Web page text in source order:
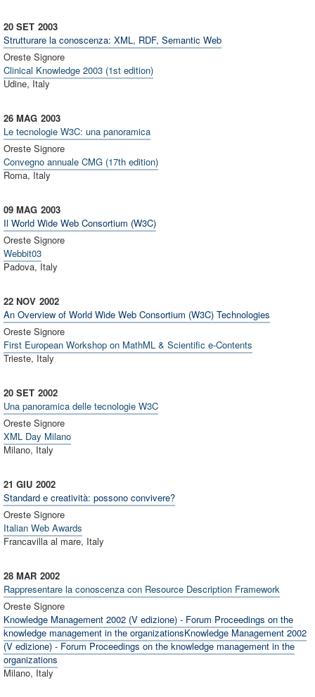
2003
20 SET
Strutturare la conoscenza: XML, RDF, Semantic Web
Oreste Signore
Clinical Knowledge 2003 (1st edition)
Udine, Italy
2003
26 MAG
Le tecnologie W3C: una panoramica
Oreste Signore
Convegno annuale CMG (17th edition)
Roma, Italy
2003
09 MAG
Il World Wide Web Consortium (W3C)
Oreste Signore
Webbit03
Padova, Italy
2002
22 NOV
An Overview of World Wide Web Consortium (W3C) Technologies
Oreste Signore
First European Workshop on MathML & Scientific e-Contents
Trieste, Italy
2002
20 SET
Una panoramica delle tecnologie W3C
Oreste Signore
XML Day Milano
Milano, Italy
2002
21 GIU
Standard e creatività: possono convivere?
Oreste Signore
Italian Web Awards
Francavilla al mare, Italy
2002
28 MAR
Rappresentare la conoscenza con Resource Description Framework
Oreste Signore
Knowledge Management 2002 (V edizione) - Forum Proceedings on the
knowledge management in the organizationsKnowledge Management 2002
(V edizione) - Forum Proceedings on the knowledge management in the
organizations
Milano, Italy